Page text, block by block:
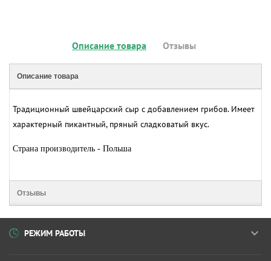
Описание товара Отзывы
Описание товара
Традиционный швейцарский сыр с добавлением грибов. Имеет
характерный пикантный, пряный сладковатый вкус.
Страна производитель - Польша
Отзывы
РЕЖИМ РАБОТЫ